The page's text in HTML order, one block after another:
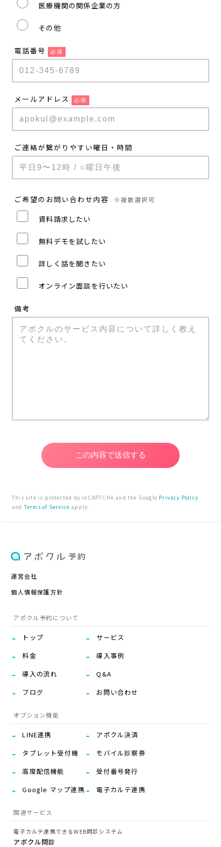
医療機関の関係企業の方
その他
電話番号 必須
メールアドレス 必須
ご連絡が繋がりやすい曜日・時間
ご希望のお問い合わせ内容 ※複数選択可
資料請求したい
無料デモを試したい
詳しく話を聞きたい
オンライン面談を行いたい
備考
This site is protected by reCAPTCHA and the Google Privacy Policy
andTerms of Service apply.
運営会社
個人情報保護方針
アポクル予約について
トップ
サービス
料金
導入事例
導入の流れ
Q&A
ブログ
お問い合わせ
オプション機能
LINE連携
アポクル決済
タブレット受付機
モバイル診察券
高度配信機能
受付番号発行
Google マップ連携
電子カルテ連携
関連サービス
電子カルテ連携できるWEB問診システム
アポクル問診